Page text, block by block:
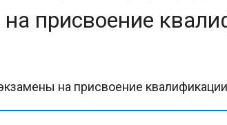
присвоение
на присвоение